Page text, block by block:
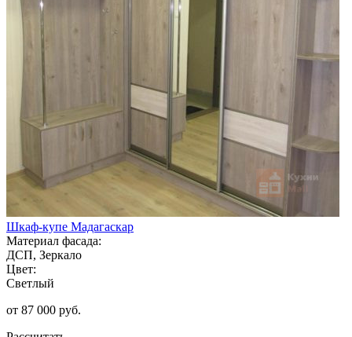
Шкаф-купе Мадагаскар
Материал фасада:
ДСП, Зеркало
Цвет:
Светлый
от 87 000 руб.